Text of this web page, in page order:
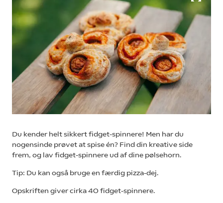
Du kender helt sikkert fidget-spinnere! Men har du
nogensinde prøvet at spise én? Find din kreative side
frem, og lav fidget-spinnere ud af dine pølsehorn.
Tip: Du kan også bruge en færdig pizza-dej.
Opskriften giver cirka 40 fidget-spinnere.